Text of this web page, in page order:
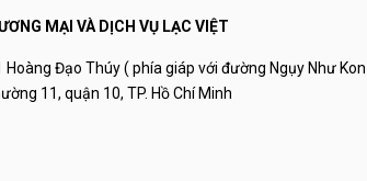
MẠI VÀ DỊCH VỤ LẠC VIỆT
Đạo Thúy ( phía giáp với đường Ngụy Như
11, quận 10, TP. Hồ Chí Minh